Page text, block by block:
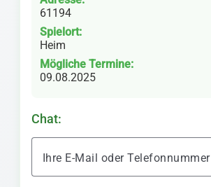
61194
Spielort:
Heim
Mögliche Termine:
09.08.2025
Chat:
Ihre E-Mail oder Telefonnummer